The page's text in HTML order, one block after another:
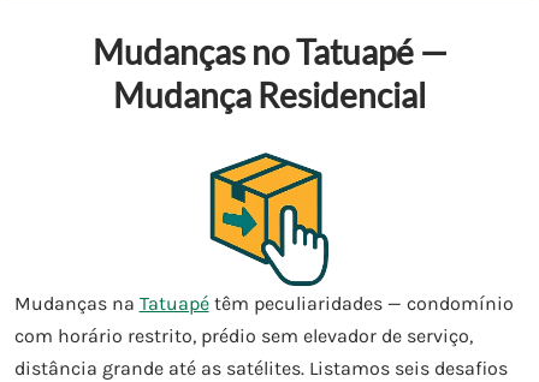
Mudanças no Tatuapé —
Mudança Residencial
Mudanças na Tatuapétêm peculiaridades — condomínio
com horário restrito, prédio sem elevador de serviço,
distância grande até as satélites. Listamos seis desafios